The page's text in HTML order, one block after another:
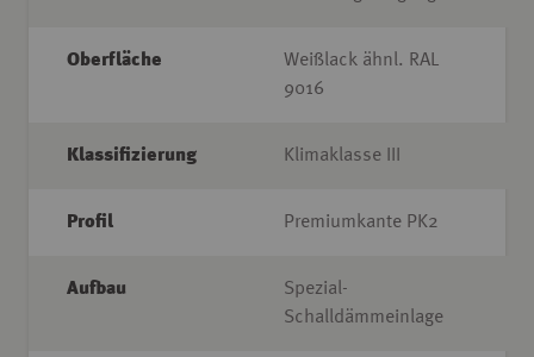
Oberfläche
Weißlack ähnl. RAL
9016
Klassifizierung Klimaklasse III
Profil Premiumkante PK2
Aufbau
Spezial-
Schalldämmeinlage